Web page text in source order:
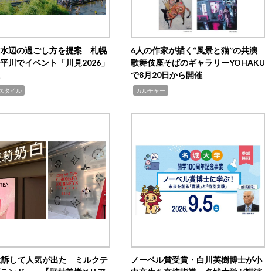
辺の過ごし方を提案 札幌
川でイベント「川見2026」
タイル
6人の作家が描く“風景と猫”の共演
歌舞伎座そばのギャラリーYOHAKU
で8月20日から開催
カルチャー
訴して人気が出た ミルクテ
ノーベル賞受賞・白川英樹博士が小